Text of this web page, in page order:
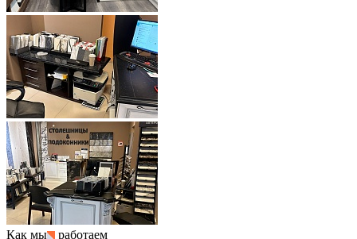
Как мы работаем